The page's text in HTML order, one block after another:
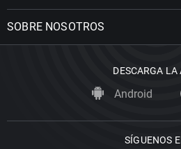
SOBRE NOSOTROS
DESCARGA LA
Android
SÍGUENOS